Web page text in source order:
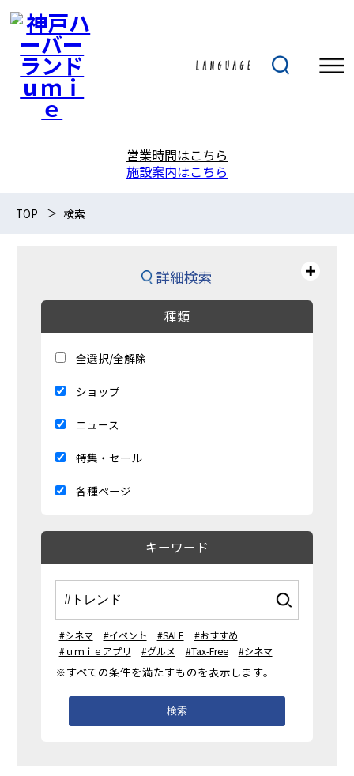
営業時間はこちら
施設案内はこちら
TOP 検索
詳細検索
種類
全選択/全解除
ショップ
ニュース
特集・セール
各種ページ
キーワード
#シネマ #イベント #SALE
#おすすめ
#ｕｍｉｅアプリ
#グルメ #Tax-Free #シネマ
※すべての条件を満たすものを表示します。
検索